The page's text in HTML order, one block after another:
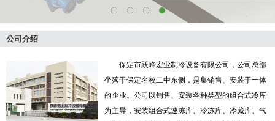
公司介绍
保定市跃峰宏业制冷设备有限公司，公司总部
坐落于保定名校二中东侧，是集销售、安装于一体
的企业。公司以销售、安装各种类型的组合式冷库
为主导，安装组合式速冻库、冷冻库、冷藏库、气